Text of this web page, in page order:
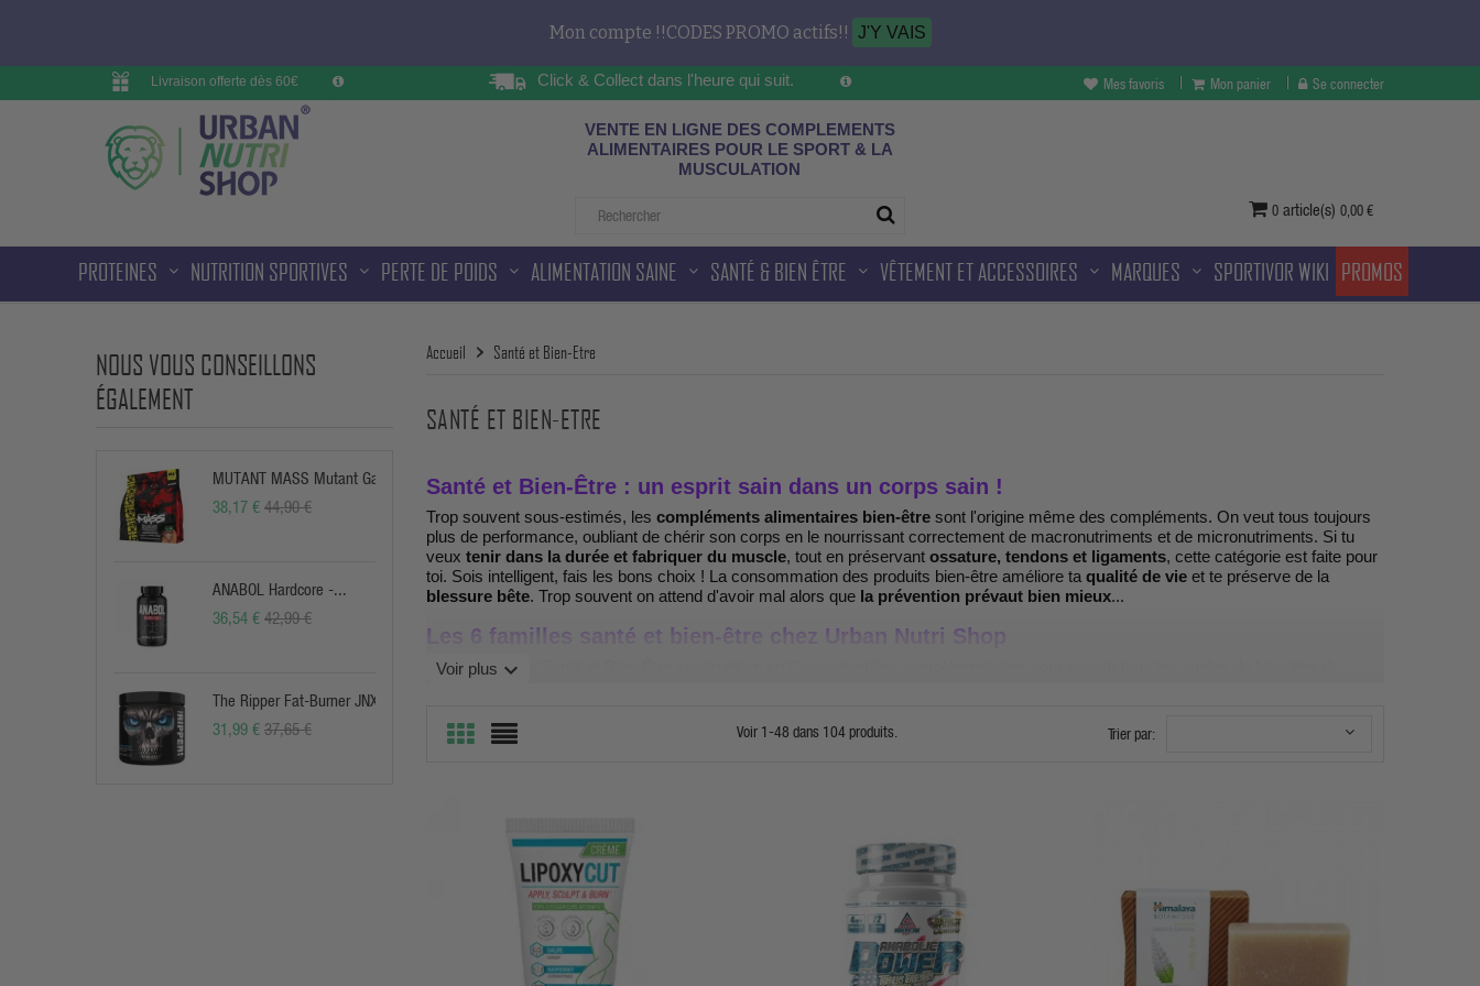
Mon compte !!CODES PROMO actifs!! J'Y VAIS
Livraison offerte dès 60€ Click & Collect dans l'heure qui suit.
Sur les horaires d'ouvertures à Melun et sans frais
additionnelle.
Mes favoris Mon panier Se connecter
VENTE EN LIGNE DES COMPLEMENTS
ALIMENTAIRES POUR LE SPORT & LA
MUSCULATION
0 article(s) 0,00 €
PROTEINES NUTRITION SPORTIVES PERTE DE POIDS ALIMENTATION SAINE SANTÉ & BIEN ÊTRE VÊTEMENT ET ACCESSOIRES MARQUES SPORTIVOR WIKI PROMOS
NOUS VOUS CONSEILLONS
ÉGALEMENT
MUTANT MASS Mutant Gainer
38,17 € 44,90 €
ANABOL Hardcore -...
36,54 € 42,99 €
The Ripper Fat-Burner JNX
31,99 € 37,65 €
Accueil Santé et Bien-Etre
SANTÉ ET BIEN-ETRE
Santé et Bien-Être : un esprit sain dans un corps sain !
Trop souvent sous-estimés, les compléments alimentaires bien-être sont l'origine même des compléments. On veut tous toujours
plus de performance, oubliant de chérir son corps en le nourrissant correctement de macronutriments et de micronutriments. Si tu
veux tenir dans la durée et fabriquer du muscle, tout en préservant ossature, tendons et ligaments, cette catégorie est faite pour
toi. Sois intelligent, fais les bons choix ! La consommation des produits bien-être améliore ta qualité de vie et te préserve de la
blessure bête. Trop souvent on attend d'avoir mal alors que la prévention prévaut bien mieux...
Les 6 familles santé et bien-être chez Urban Nutri Shop
Notre catégorie Santé et Bien-Être se structure en 6 sous-familles complémentaires pour couvrir tous les angles du bien-être du
Vitamines et Minéraux
: multivitamines, vitamines isolées (B, C, D, E), minéraux clés (magnésium, zinc, fer) pour combler les
apports nutritionnels insuffisants de l'alimentation moderne.
Soins du corps: crèmes, soins externes, accessoires bien-être pour prendre soin de sa peau et de son corps de l'extérieur.
Amincissants : compléments alimentaires et poudres dédiés à l'amincissement et au contrôle du poids de corps.
Stimulants pour Hommes et Femmes
: compléments naturels pour soutenir la libido et le bien-être intime, sans tabou ni complexe.
Pourquoi consommer des compléments santé et bien-être ?
Prévention des blessures
: soutien des articulations, tendons et ligaments via collagène, oméga 3, vitamine D, glucosamine. La
prévention est toujours moins coûteuse que la guérison.
Voir plus expand_more
Voir 1-48 dans 104 produits. Trier par: